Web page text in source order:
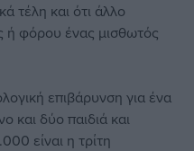
τέλη και ότι άλλο
ή φόρου ένας μισθωτός
επιβάρυνση για ένα
και δύο παιδιά και
είναι η τρίτη